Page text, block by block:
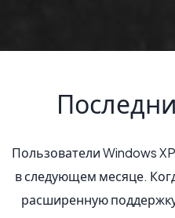
должны принять решение
Microsoft заканчивается
операционной системы,